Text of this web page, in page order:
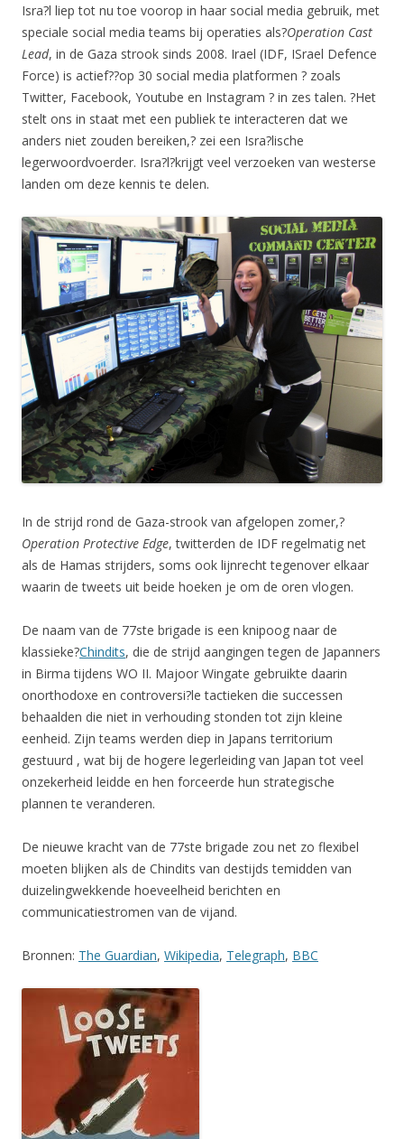
Isra?l liep tot nu toe voorop in haar social media gebruik, met
speciale social media teams bij operaties als?Operation Cast
Lead, in de Gaza strook sinds 2008. Irael (IDF, ISrael Defence
Force) is actief??op 30 social media platformen ? zoals
Twitter, Facebook, Youtube en Instagram ? in zes talen. ?Het
stelt ons in staat met een publiek te interacteren dat we
anders niet zouden bereiken,? zei een Isra?lische
legerwoordvoerder. Isra?l?krijgt veel verzoeken van westerse
landen om deze kennis te delen.
In de strijd rond de Gaza-strook van afgelopen zomer,?
Operation Protective Edge, twitterden de IDF regelmatig net
als de Hamas strijders, soms ook lijnrecht tegenover elkaar
waarin de tweets uit beide hoeken je om de oren vlogen.
De naam van de 77ste brigade is een knipoog naar de
klassieke?Chindits, die de strijd aangingen tegen de Japanners
in Birma tijdens WO II. Majoor Wingate gebruikte daarin
onorthodoxe en controversi?le tactieken die successen
behaalden die niet in verhouding stonden tot zijn kleine
eenheid. Zijn teams werden diep in Japans territorium
gestuurd , wat bij de hogere legerleiding van Japan tot veel
onzekerheid leidde en hen forceerde hun strategische
plannen te veranderen.
De nieuwe kracht van de 77ste brigade zou net zo flexibel
moeten blijken als de Chindits van destijds temidden van
duizelingwekkende hoeveelheid berichten en
communicatiestromen van de vijand.
Bronnen: The Guardian, Wikipedia, Telegraph, BBC